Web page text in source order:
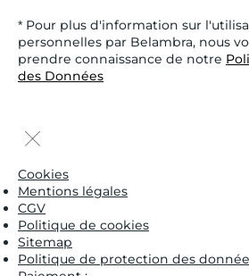
* Pour plus d'information sur
personnelles par Belambra, nous
prendre connaissance de notre
des Données
Cookies
Mentions légales
CGV
Politique de cookies
Sitemap
Politique de protection des